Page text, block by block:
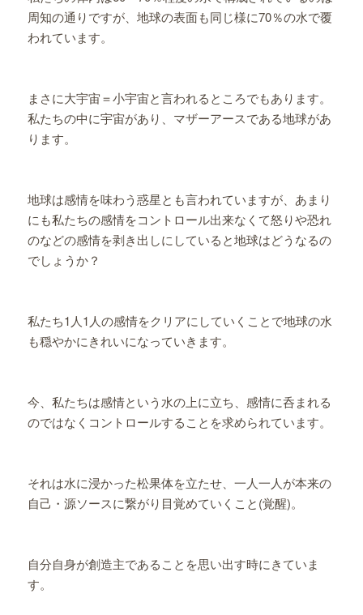
周知の通りですが、地球の表面も同じ様に70％の水で覆
われています。
まさに大宇宙＝小宇宙と言われるところでもあります。
私たちの中に宇宙があり、マザーアースである地球があ
ります。
地球は感情を味わう惑星とも言われていますが、あまり
にも私たちの感情をコントロール出来なくて怒りや恐れ
のなどの感情を剥き出しにしていると地球はどうなるの
でしょうか？
私たち1人1人の感情をクリアにしていくことで地球の水
も穏やかにきれいになっていきます。
今、私たちは感情という水の上に立ち、感情に呑まれる
のではなくコントロールすることを求められています。
それは水に浸かった松果体を立たせ、一人一人が本来の
自己・源ソースに繋がり目覚めていくこと(覚醒)。
自分自身が創造主であることを思い出す時にきていま
す。